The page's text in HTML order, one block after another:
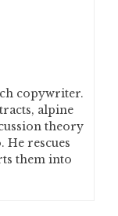
copywriter.
alpine
theory
He rescues
them into